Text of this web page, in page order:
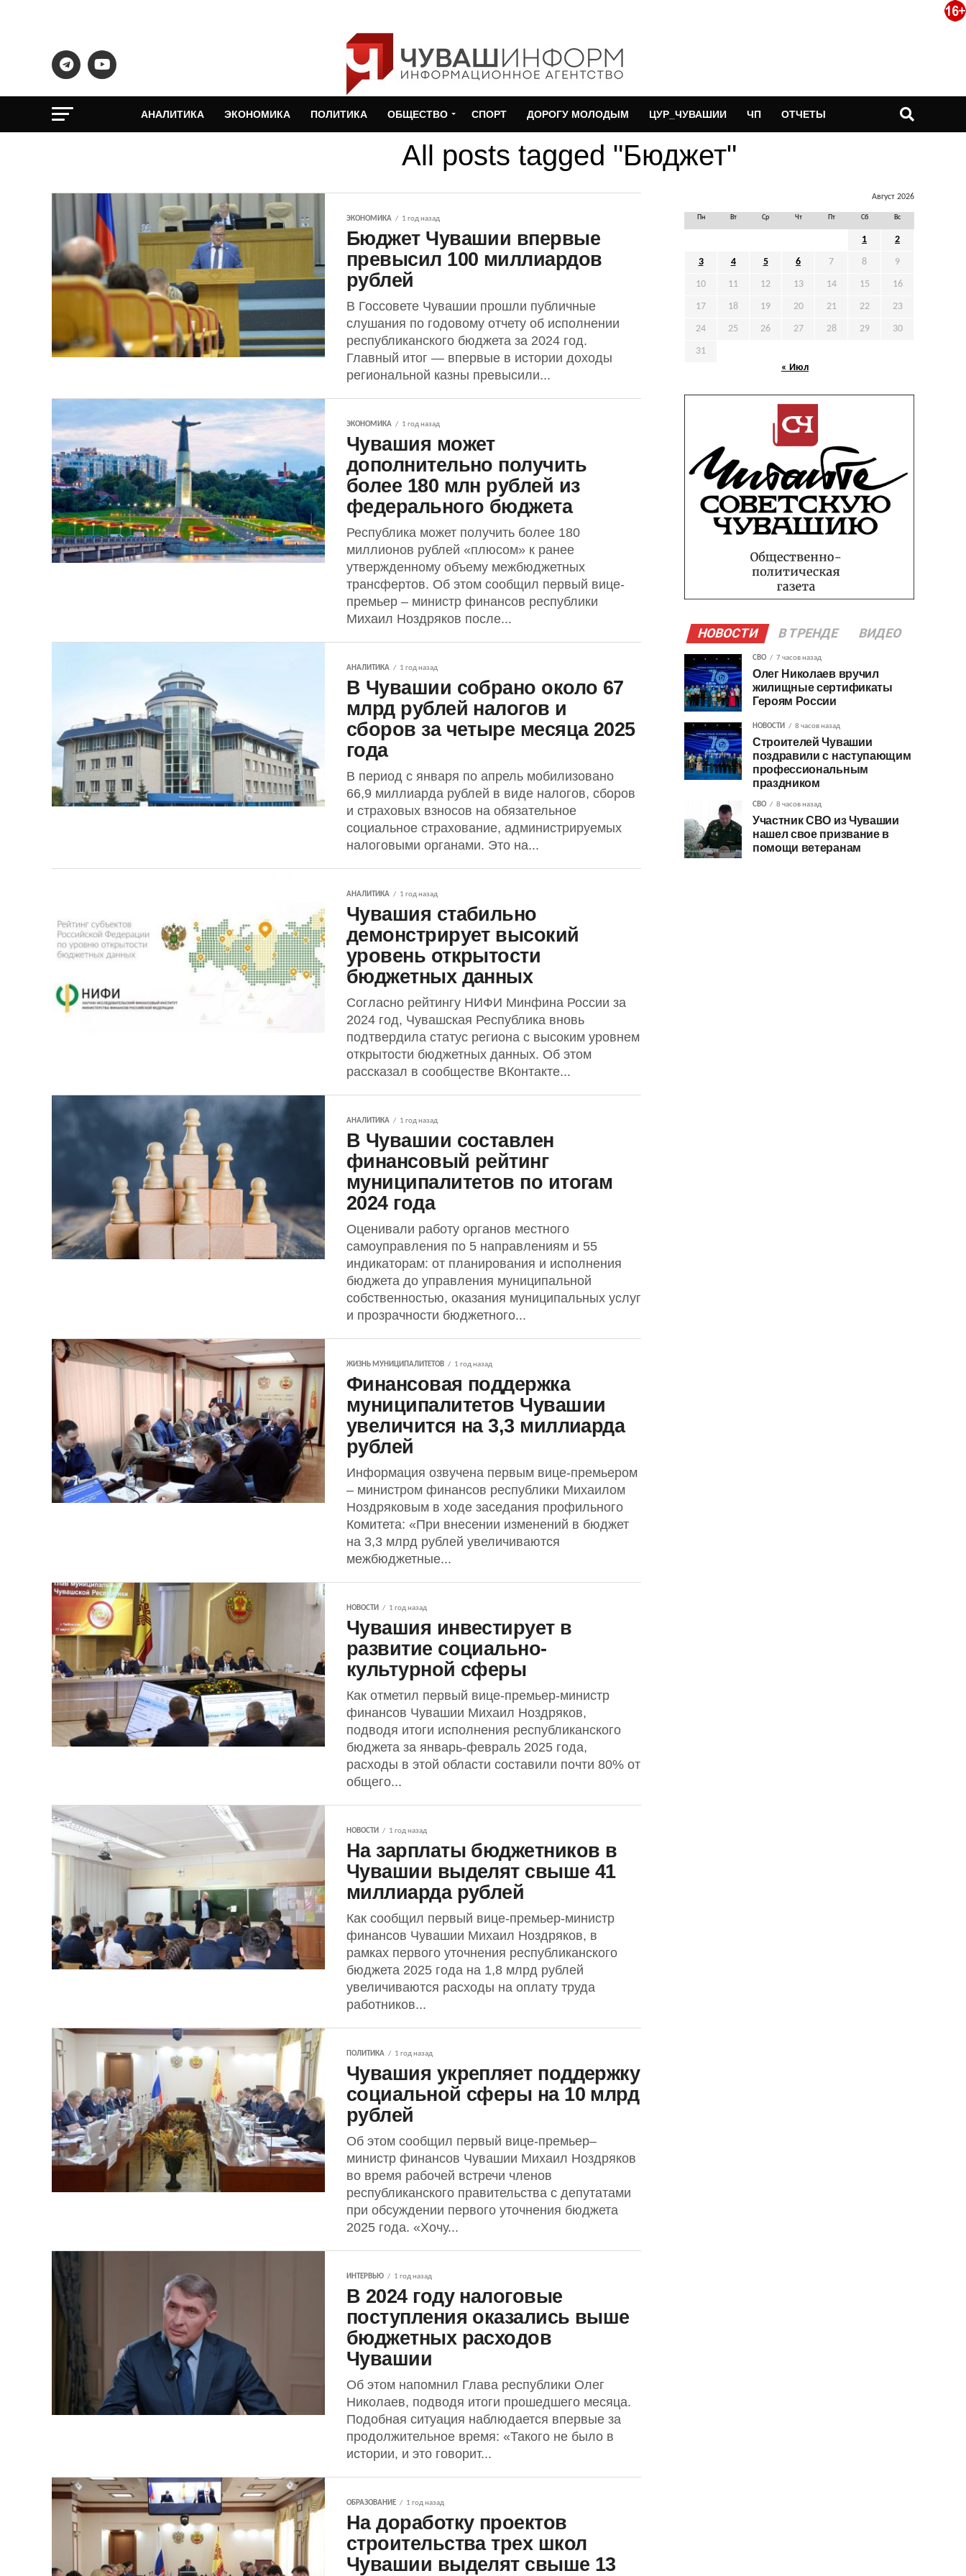
АНАЛИТИКА ЭКОНОМИКА ПОЛИТИКА ОБЩЕСТВО СПОРТ ДОРОГУ МОЛОДЫМ ЦУР_ЧУВАШИИ ЧП ОТЧЕТЫ
All posts tagged "Бюджет"
ЭКОНОМИКА 1 год назад
Бюджет Чувашии впервые
превысил 100 миллиардов
рублей
В Госсовете Чувашии прошли публичные
слушания по годовому отчету об исполнении
республиканского бюджета за 2024 год.
Главный итог — впервые в истории доходы
региональной казны превысили...
ЭКОНОМИКА 1 год назад
Чувашия может
дополнительно получить
более 180 млн рублей из
федерального бюджета
Республика может получить более 180
миллионов рублей «плюсом» к ранее
утвержденному объему межбюджетных
трансфертов. Об этом сообщил первый вице-
премьер – министр финансов республики
Михаил Ноздряков после...
АНАЛИТИКА 1 год назад
В Чувашии собрано около 67
млрд рублей налогов и
сборов за четыре месяца 2025
года
В период с января по апрель мобилизовано
66,9 миллиарда рублей в виде налогов, сборов
и страховых взносов на обязательное
социальное страхование, администрируемых
налоговыми органами. Это на...
АНАЛИТИКА 1 год назад
Чувашия стабильно
демонстрирует высокий
уровень открытости
бюджетных данных
Согласно рейтингу НИФИ Минфина России за
2024 год, Чувашская Республика вновь
подтвердила статус региона с высоким уровнем
открытости бюджетных данных. Об этом
рассказал в сообществе ВКонтакте...
АНАЛИТИКА 1 год назад
В Чувашии составлен
финансовый рейтинг
муниципалитетов по итогам
2024 года
Оценивали работу органов местного
самоуправления по 5 направлениям и 55
индикаторам: от планирования и исполнения
бюджета до управления муниципальной
собственностью, оказания муниципальных услуг
и прозрачности бюджетного...
ЖИЗНЬ МУНИЦИПАЛИТЕТОВ 1 год назад
Финансовая поддержка
муниципалитетов Чувашии
увеличится на 3,3 миллиарда
рублей
Информация озвучена первым вице-премьером
– министром финансов республики Михаилом
Ноздряковым в ходе заседания профильного
Комитета: «При внесении изменений в бюджет
на 3,3 млрд рублей увеличиваются
межбюджетные...
НОВОСТИ 1 год назад
Чувашия инвестирует в
развитие социально-
культурной сферы
Как отметил первый вице-премьер-министр
финансов Чувашии Михаил Ноздряков,
подводя итоги исполнения республиканского
бюджета за январь-февраль 2025 года,
расходы в этой области составили почти 80% от
общего...
НОВОСТИ 1 год назад
На зарплаты бюджетников в
Чувашии выделят свыше 41
миллиарда рублей
Как сообщил первый вице-премьер-министр
финансов Чувашии Михаил Ноздряков, в
рамках первого уточнения республиканского
бюджета 2025 года на 1,8 млрд рублей
увеличиваются расходы на оплату труда
работников...
ПОЛИТИКА 1 год назад
Чувашия укрепляет поддержку
социальной сферы на 10 млрд
рублей
Об этом сообщил первый вице-премьер–
министр финансов Чувашии Михаил Ноздряков
во время рабочей встречи членов
республиканского правительства с депутатами
при обсуждении первого уточнения бюджета
2025 года. «Хочу...
ИНТЕРВЬЮ 1 год назад
В 2024 году налоговые
поступления оказались выше
бюджетных расходов
Чувашии
Об этом напомнил Глава республики Олег
Николаев, подводя итоги прошедшего месяца.
Подобная ситуация наблюдается впервые за
продолжительное время: «Такого не было в
истории, и это говорит...
ОБРАЗОВАНИЕ 1 год назад
На доработку проектов
строительства трех школ
Чувашии выделят свыше 13
Август 2026
Пн Вт Ср Чт Пт Сб Вс
1 2
3 4 5 6 7 8 9
10 11 12 13 14 15 16
17 18 19 20 21 22 23
24 25 26 27 28 29 30
31
« Июл
НОВОСТИ В ТРЕНДЕ ВИДЕО
СВО 7 часов назад
Олег Николаев вручил
жилищные сертификаты
Героям России
НОВОСТИ 8 часов назад
Строителей Чувашии
поздравили с наступающим
профессиональным
праздником
СВО 8 часов назад
Участник СВО из Чувашии
нашел свое призвание в
помощи ветеранам